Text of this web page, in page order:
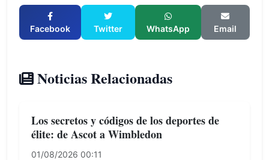
Facebook Twitter WhatsApp Email
Noticias Relacionadas
Los secretos y códigos de los deportes de
élite: de Ascot a Wimbledon
01/08/2026 00:11